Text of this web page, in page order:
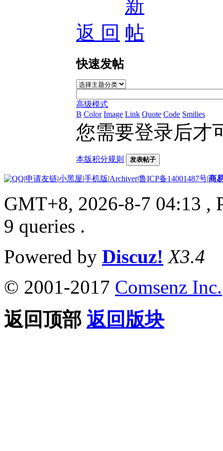
返 回
快速发帖
高级模式
B Color Image Link Quote Code Smilies
您需要登录后才
本版积分规则 发表帖子
|申请友链|小黑屋|手机版|Archiver|鲁ICP备14001487号|商
GMT+8, 2026-8-7 04:13 ,
9 queries .
Powered by Discuz! X3.4
© 2001-2017 Comsenz Inc.
返回顶部 返回版块